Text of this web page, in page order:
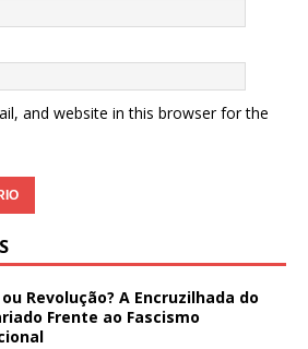
and website in this browser for the
Revolução? A Encruzilhada do
Frente ao Fascismo